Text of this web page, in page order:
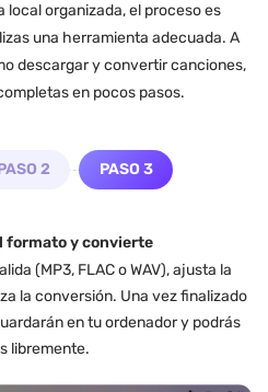
local organizada, el proceso es
una herramienta adecuada. A
descargar y convertir canciones,
en pocos pasos.
PASO 2 PASO 3
formato y convierte
(MP3, FLAC o WAV), ajusta la
la conversión. Una vez finalizado
en tu ordenador y podrás
libremente.